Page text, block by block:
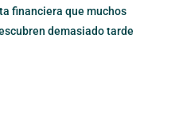
financiera que muchos
demasiado tarde